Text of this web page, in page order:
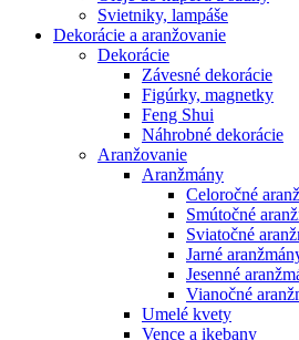
Svietniky, lampáše
Dekorácie a aranžovanie
Dekorácie
Závesné dekorácie
Figúrky, magnetky
Feng Shui
Náhrobné dekorácie
Aranžovanie
Aranžmány
Celoročné
Smútočné
Sviatočné
Jarné
Jesenné
Vianočné
Umelé kvety
Vence a ikebany